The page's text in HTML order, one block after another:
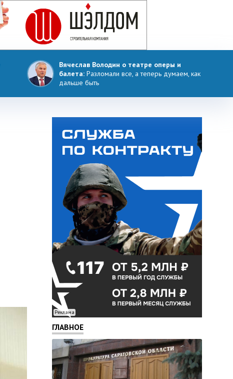
Вячеслав Володин о театре оперы и
балета: Разломали все, а теперь думаем, как
дальше быть
Реклама
ГЛАВНОЕ